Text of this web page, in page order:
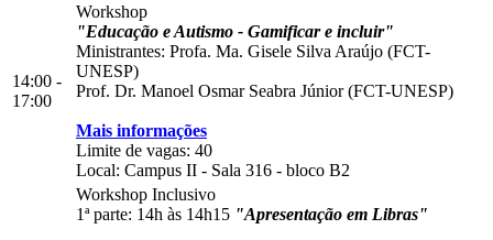
14:00 -
17:00
Workshop
"Educação e Autismo - Gamificar e incluir"
Ministrantes: Profa. Ma. Gisele Silva Araújo (FCT-
UNESP)
Prof. Dr. Manoel Osmar Seabra Júnior (FCT-UNESP)
Mais informações
Limite de vagas: 40
Local: Campus II - Sala 316 - bloco B2
Workshop Inclusivo
1ª parte: 14h às 14h15 "Apresentação em Libras"